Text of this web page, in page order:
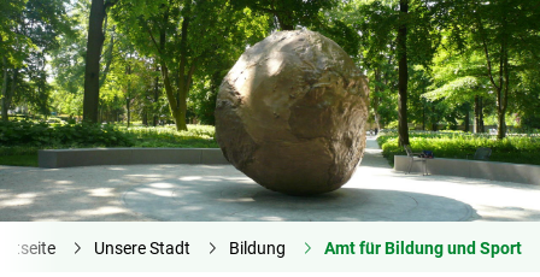
Unsere Stadt Bildung Amt für Bildung und Sport